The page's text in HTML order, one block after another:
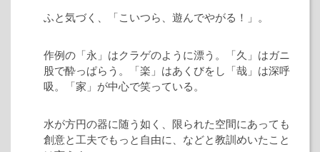
ふと気づく、「こいつら、遊んでやがる！」。
作例の「永」はクラゲのように漂う。「久」はガニ
股で酔っぱらう。「楽」はあくびをし「哉」は深呼
吸。「家」が中心で笑っている。
水が方円の器に随う如く、限られた空間にあっても
創意と工夫でもっと自由に、などと教訓めいたこと